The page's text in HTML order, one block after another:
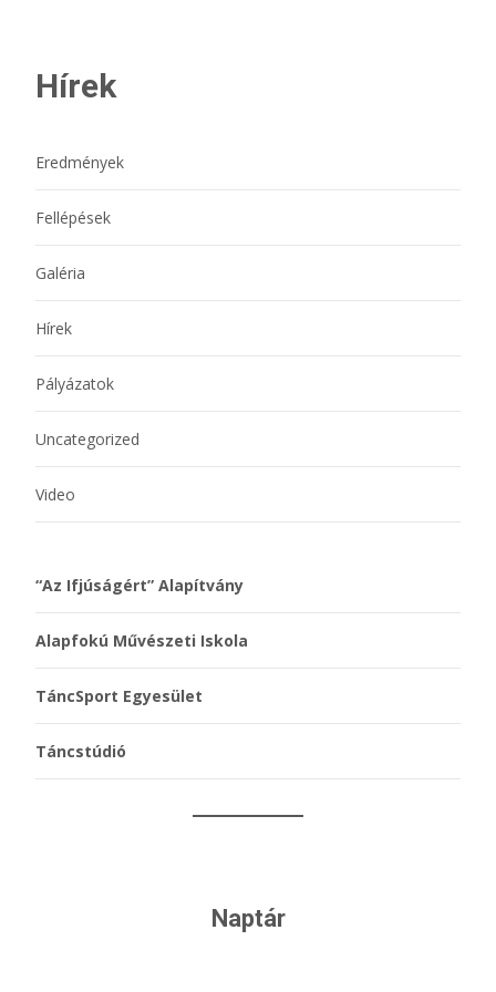
Hírek
Eredmények
Fellépések
Galéria
Hírek
Pályázatok
Uncategorized
Video
“Az Ifjúságért” Alapítvány
Alapfokú Művészeti Iskola
TáncSport Egyesület
Táncstúdió
Naptár